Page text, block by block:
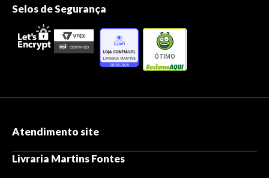
Selos de Segurança
ÓTIMO
Atendimento site
Livraria Martins Fontes